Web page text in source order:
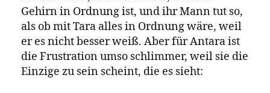
Gehirn in Ordnung ist, und ihr Mann tut so,
als ob mit Tara alles in Ordnung wäre, weil
er es nicht besser weiß. Aber für Antara ist
die Frustration umso schlimmer, weil sie die
Einzige zu sein scheint, die es sieht: